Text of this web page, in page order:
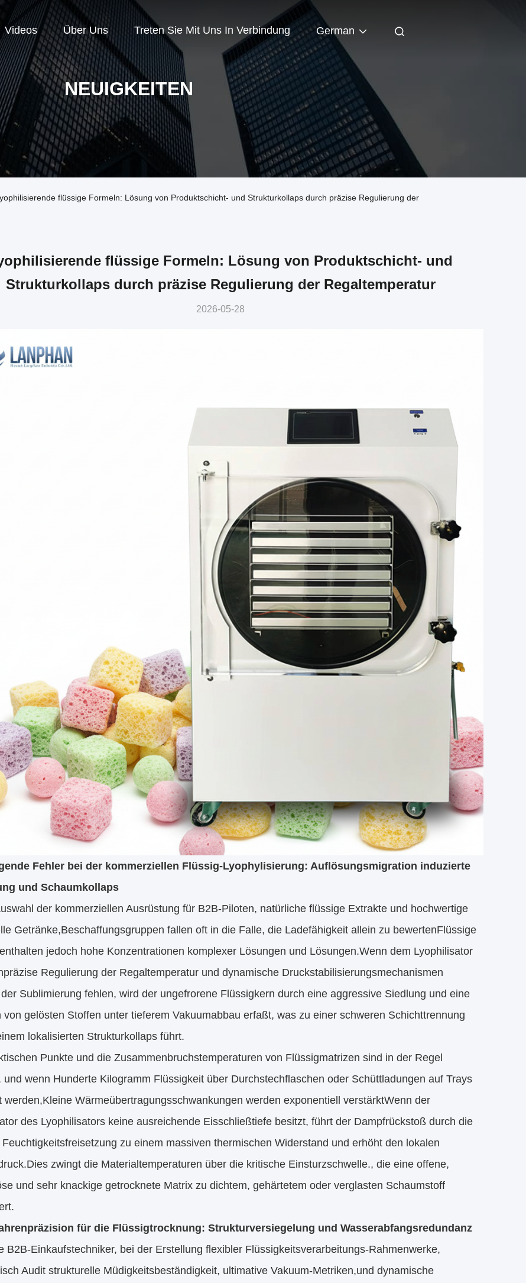
Videos Über Uns Treten Sie Mit Uns In Verbindung German
NEUIGKEITEN
flüssige Formeln: Lösung von Produktschicht- und Strukturkollaps durch präzise Regulierung der
flüssige Formeln: Lösung von Produktschicht- und
Strukturkollaps durch präzise Regulierung der Regaltemperatur
2026-05-28
Fehler bei der kommerziellen Flüssig-Lyophylisierung: Auflösungsmigration induzierte
und Schaumkollaps
der kommerziellen Ausrüstung für B2B-Piloten, natürliche flüssige Extrakte und hochwertige
Getränke,Beschaffungsgruppen fallen oft in die Falle, die Ladefähigkeit allein zu bewertenFlüssige
jedoch hohe Konzentrationen komplexer Lösungen und Lösungen.Wenn dem Lyophilisator
Regulierung der Regaltemperatur und dynamische Druckstabilisierungsmechanismen
Sublimierung fehlen, wird der ungefrorene Flüssigkern durch eine aggressive Siedlung und eine
von gelösten Stoffen unter tieferem Vakuumabbau erfaßt, was zu einer schweren Schichttrennung
lokalisierten Strukturkollaps führt.
Punkte und die Zusammenbruchstemperaturen von Flüssigmatrizen sind in der Regel
und wenn Hunderte Kilogramm Flüssigkeit über Durchstechflaschen oder Schüttladungen auf Trays
werden,Kleine Wärmeübertragungsschwankungen werden exponentiell verstärktWenn der
des Lyophilisators keine ausreichende Eisschließtiefe besitzt, führt der Dampfrückstoß durch die
zu einem massiven thermischen Widerstand und erhöht den lokalen
zwingt die Materialtemperaturen über die kritische Einsturzschwelle., die eine offene,
und sehr knackige getrocknete Matrix zu dichtem, gehärtetem oder verglasten Schaumstoff
für die Flüssigtrocknung: Strukturversiegelung und Wasserabfangsredundanz
B2B-Einkaufstechniker, bei der Erstellung flexibler Flüssigkeitsverarbeitungs-Rahmenwerke,
Audit strukturelle Müdigkeitsbeständigkeit, ultimative Vakuum-Metriken,und dynamische